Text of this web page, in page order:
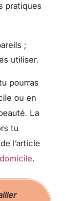
pratiques
;
utiliser.
pourras
ou en
La
tu
l’article
.